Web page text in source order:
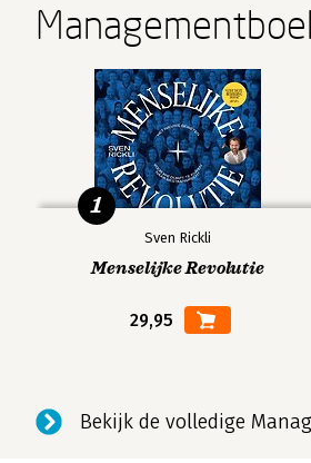
Sven Rickli
Menselijke Revolutie
29,95
1
Bekijk de volledige